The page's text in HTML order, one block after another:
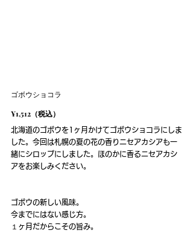
ゴボウショコラ
¥1,512（税込）
北海道のゴボウを1ヶ月かけてゴボウショコラにしま
した。今回は札幌の夏の花の香りニセアカシアも一
緒にシロップにしました。ほのかに香るニセアカシ
アをお楽しみください。
ゴボウの新しい風味。
今までにはない感じ方。
１ヶ月だからこその旨み。